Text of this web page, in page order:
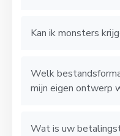
Kan ik monsters
Welk
mijn eigen ontwerp
Wat is uw